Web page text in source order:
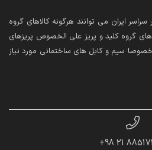
ایران می توانند هرگونه کالاهای گروه
گروه کلید و پریز علی الخصوص پریزهای
سیم و کابل های ساختمانی مورد نیاز
88517232